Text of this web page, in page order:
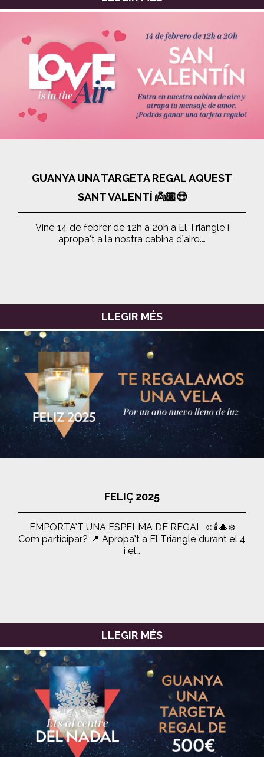
GUANYA UNA TARGETA REGAL AQUEST
SANT VALENTÍ 👼🏼😍
Vine 14 de febrer de 12h a 20h a El Triangle i
apropa’t a la nostra cabina d’aire.…
LLEGIR MÉS
FELIÇ 2025
EMPORTA’T UNA ESPELMA DE REGAL ☺️🕯🎄❄️
Com participar? 📍 Apropa’t a El Triangle durant el 4
i el…
LLEGIR MÉS